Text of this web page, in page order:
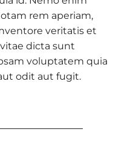
rem aperiam,
veritatis et
dicta sunt
voluptatem quia
odit aut fugit.